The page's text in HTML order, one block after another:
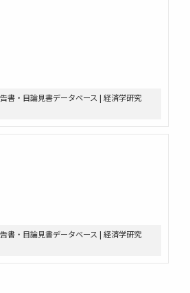
書・目論見書データベース | 経済学研究
書・目論見書データベース | 経済学研究